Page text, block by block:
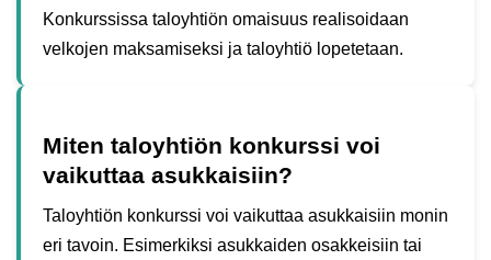
Konkurssissa taloyhtiön omaisuus realisoidaan
velkojen maksamiseksi ja taloyhtiö lopetetaan.
Miten taloyhtiön konkurssi voi
vaikuttaa asukkaisiin?
Taloyhtiön konkurssi voi vaikuttaa asukkaisiin monin
eri tavoin. Esimerkiksi asukkaiden osakkeisiin tai